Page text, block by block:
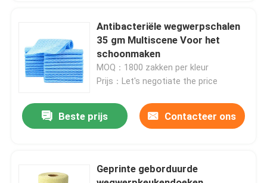
Neem contact met ons op
Nieuws
Vraag een offerte
niet-geweven jumbo rollen
Antibacteriële wegwerpschalen
35 gm Multiscene Voor het
schoonmaken
MOQ：1800 zakken per kleur
Prijs：Let's negotiate the price
Beste prijs Contacteer ons
Geprinte geborduurde